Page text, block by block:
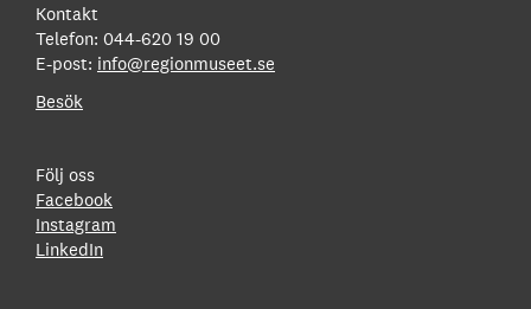
Kontakt
Telefon: 044-620 19 00
E-post: info@regionmuseet.se
Besök
Följ oss
Facebook
Instagram
LinkedIn